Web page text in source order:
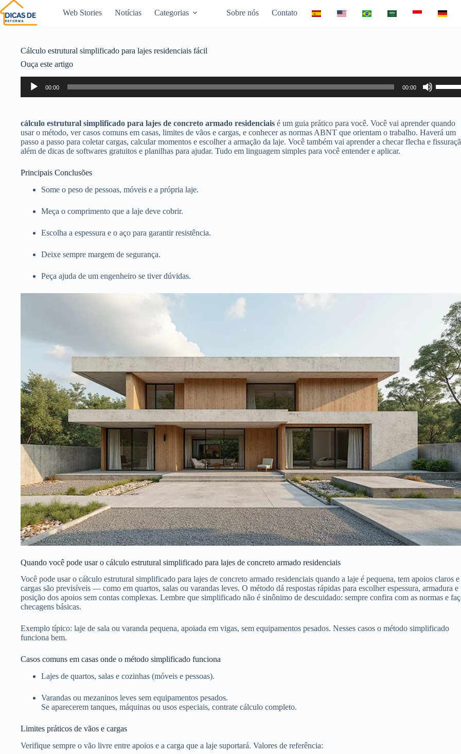
Web Stories Notícias Categorias Sobre nós Contato
Cálculo estrutural simplificado para lajes residenciais fácil
Ouça este artigo
Tocador
áudio
00:00 00:00
as
setas
ou
para
baixo
cálculo estrutural simplificado para lajes de concreto armado residenciais é um guia prático para você. Você vai aprender quando
usar o método, ver casos comuns em casas, limites de vãos e cargas, e conhecer as normas ABNT que orientam o trabalho. Haverá um
passo a passo para coletar cargas, calcular momentos e escolher a armação da laje. Você também vai aprender a checar flecha e
além de dicas de softwares gratuitos e planilhas para ajudar. Tudo em linguagem simples para você entender e aplicar.
Principais Conclusões
Some o peso de pessoas, móveis e a própria laje.
Meça o comprimento que a laje deve cobrir.
Escolha a espessura e o aço para garantir resistência.
Deixe sempre margem de segurança.
Peça ajuda de um engenheiro se tiver dúvidas.
Quando você pode usar o cálculo estrutural simplificado para lajes de concreto armado residenciais
Você pode usar o cálculo estrutural simplificado para lajes de concreto armado residenciais quando a laje é pequena, tem apoios claros e
cargas são previsíveis — como em quartos, salas ou varandas leves. O método dá respostas rápidas para escolher espessura, armadura e
posição dos apoios sem contas complexas. Lembre que simplificado não é sinônimo de descuidado: sempre confira com as normas e
checagens básicas.
Exemplo típico: laje de sala ou varanda pequena, apoiada em vigas, sem equipamentos pesados. Nesses casos o método simplificado
funciona bem.
Casos comuns em casas onde o método simplificado funciona
Lajes de quartos, salas e cozinhas (móveis e pessoas).
Varandas ou mezaninos leves sem equipamentos pesados.
Se aparecerem tanques, máquinas ou usos especiais, contrate cálculo completo.
Limites práticos de vãos e cargas
Verifique sempre o vão livre entre apoios e a carga que a laje suportará. Valores de referência: